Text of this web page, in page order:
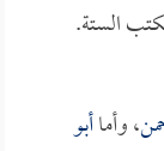
الستة.
، وأماأبو